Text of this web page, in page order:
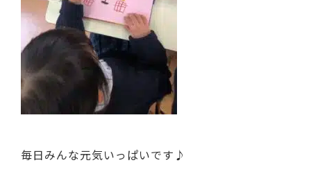
毎日みんな元気いっぱいです♪